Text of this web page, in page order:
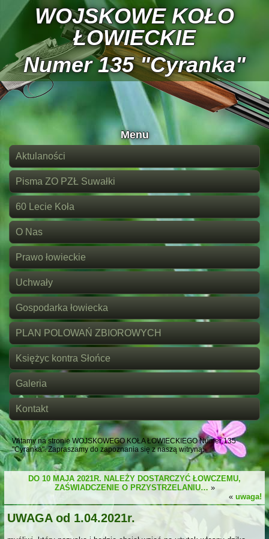
WOJSKOWE KOŁO
ŁOWIECKIE
Numer 135 "Cyranka"
Menu
Aktulaności
Pisma ZO PZŁ Suwałki
60 Lecie Koła
O Nas
Prawo łowieckie
Uchwały
Gospodarka łowiecka
PLAN POLOWAŃ ZBIOROWYCH
Księżyc kontra Słońce
Galeria
Kontakt
Witamy na stronie WOJSKOWEGO KOŁA ŁOWIECKIEGO Numer 135
"Cyranka". Zapraszamy do zapoznania się z naszą witryną.
DO 10 MAJA 2021R. NALEŻY DOSTARCZYĆ ŁOWCZEMU,
ZAŚWIADCZENIE O PRZYSTRZELANIU… »
« uwaga!
UWAGA od 1.04.2021r.